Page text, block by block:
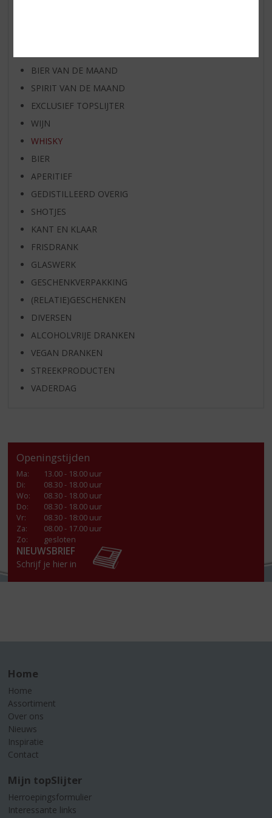
BIER VAN DE MAAND
SPIRIT VAN DE MAAND
EXCLUSIEF TOPSLIJTER
WIJN
WHISKY
BIER
APERITIEF
GEDISTILLEERD OVERIG
SHOTJES
KANT EN KLAAR
FRISDRANK
GLASWERK
GESCHENKVERPAKKING
(RELATIE)GESCHENKEN
DIVERSEN
ALCOHOLVRIJE DRANKEN
VEGAN DRANKEN
STREEKPRODUCTEN
VADERDAG
Openingstijden
Ma:
13.00 - 18.00 uur
Di:
08.30 - 18.00 uur
Wo:
08.30 - 18.00 uur
Do:
08.30 - 18.00 uur
Vr:
08.30 - 18:00 uur
Za:
08.00 - 17.00 uur
Zo:
gesloten
NIEUWSBRIEF
Schrijf je hier in
Home
Home
Assortiment
Over ons
Nieuws
Inspiratie
Contact
Mijn topSlijter
Herroepingsformulier
Interessante links